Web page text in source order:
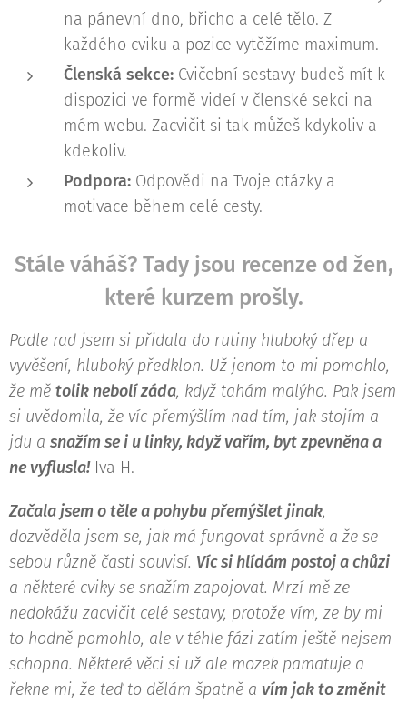
na pánevní dno, břicho a celé tělo. Z
každého cviku a pozice vytěžíme maximum.
Členská sekce: Cvičební sestavy budeš mít k
dispozici ve formě videí v členské sekci na
mém webu. Zacvičit si tak můžeš kdykoliv a
kdekoliv.
Podpora: Odpovědi na Tvoje otázky a
motivace během celé cesty.
Stále váháš? Tady jsou recenze od žen,
které kurzem prošly.
Podle rad jsem si přidala do rutiny hluboký dřep a
vyvěšení, hluboký předklon. Už jenom to mi pomohlo,
že mě tolik nebolí záda, když tahám malýho. Pak jsem
si uvědomila, že víc přemýšlím nad tím, jak stojím a
jdu a snažím se i u linky, když vařím, byt zpevněna a
ne vyflusla!Iva H.
Začala jsem o těle a pohybu přemýšlet jinak,
dozvěděla jsem se, jak má fungovat správně a že se
sebou různě časti souvisí. Víc si hlídám postoj a chůzi
a některé cviky se snažím zapojovat. Mrzí mě ze
nedokážu zacvičit celé sestavy, protože vím, ze by mi
to hodně pomohlo, ale v téhle fázi zatím ještě nejsem
schopna. Některé věci si už ale mozek pamatuje a
řekne mi, že teď to dělám špatně a vím jak to změnit